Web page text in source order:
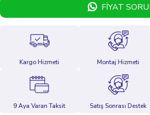
FIYAT
Kargo Hizmeti Montaj Hizmeti
9 Aya Varan Taksit Satış Sonrası Destek